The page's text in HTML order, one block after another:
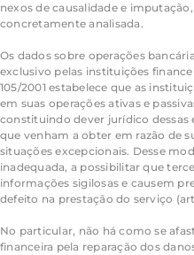
nexos de causalidade e
concretamente analisada.
Os dados sobre operações
exclusivo pelas instituições
105/2001 estabelece que as
em suas operações ativas e
constituindo dever jurídico dessas
que venham a obter em razão de
situações excepcionais. Desse
inadequada, a possibilitar que
informações sigilosas e causem
defeito na prestação do serviço
No particular, não há como se
financeira pela reparação dos